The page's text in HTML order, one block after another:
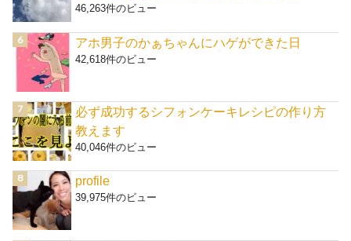
46,263件のビュー
アホ男子のかぁちゃんにハゲができた日
42,618件のビュー
必ず成功するシフォンケーキレシピの作り方
教えます
40,046件のビュー
profile
39,975件のビュー